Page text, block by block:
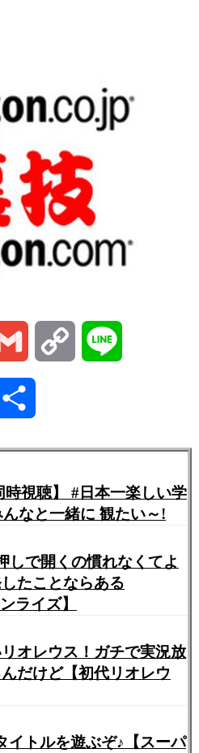
Gmail Copy
時視聴】 #日本一楽しい学
なと一緒に 観たい～!
しで開くの慣れなくてよ
たことならある
ライズ】
オレウス！ガチで実況放
だけど【初代リオレウ
トルを遊ぶぞ♪【スーパ